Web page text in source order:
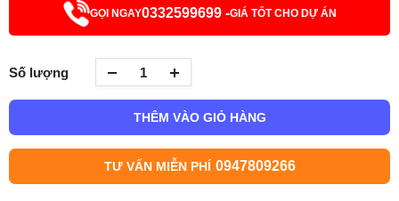
GỌI NGAY0332599699 -GIÁ TỐT CHO DỰ ÁN
Số lượng
THÊM VÀO GIỎ HÀNG
TƯ VẤN MIỄN PHÍ 0947809266